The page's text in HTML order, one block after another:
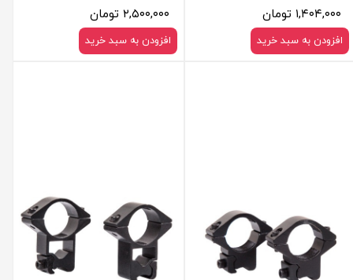
۱,۴۰۴,۰۰۰ تومان
افزودن به سبد خرید
۲,۵۰۰,۰۰۰ تومان
افزودن به سبد خرید